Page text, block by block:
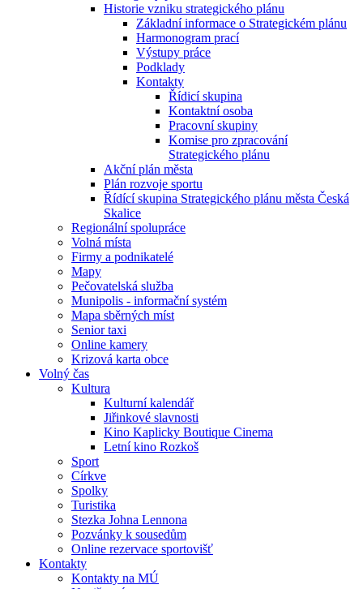
Historie vzniku strategického plánu
Základní informace o Strategickém plánu
Harmonogram prací
Výstupy práce
Podklady
Kontakty
Řídicí skupina
Kontaktní osoba
Pracovní skupiny
Komise pro zpracování
Strategického plánu
Akční plán města
Plán rozvoje sportu
Řídící skupina Strategického plánu města Česká
Skalice
Regionální spolupráce
Volná místa
Firmy a podnikatelé
Mapy
Pečovatelská služba
Munipolis - informační systém
Mapa sběrných míst
Senior taxi
Online kamery
Krizová karta obce
Volný čas
Kultura
Kulturní kalendář
Jiřinkové slavnosti
Kino Kaplicky Boutique Cinema
Letní kino Rozkoš
Sport
Církve
Spolky
Turistika
Stezka Johna Lennona
Pozvánky k sousedům
Online rezervace sportovišť
Kontakty
Kontakty na MÚ